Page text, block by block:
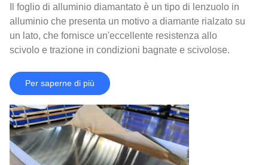
Il foglio di alluminio diamantato è un tipo di lenzuolo in
alluminio che presenta un motivo a diamante rialzato su
un lato, che fornisce un'eccellente resistenza allo
scivolo e trazione in condizioni bagnate e scivolose.
Per saperne di più